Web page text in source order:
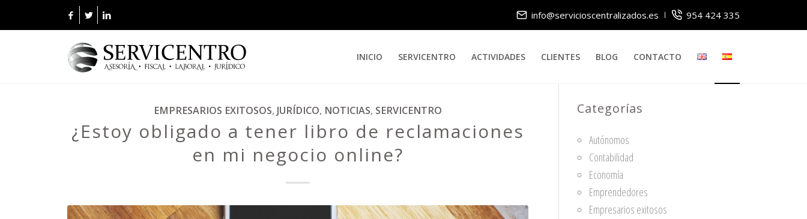
info@servicioscentralizados.es 954 424 335
INICIO SERVICENTRO ACTIVIDADES CLIENTES BLOG CONTACTO
EMPRESARIOS EXITOSOS, JURÍDICO, NOTICIAS, SERVICENTRO
¿Estoy obligado a tener libro de reclamaciones
en mi negocio online?
Categorías
Autónomos
Contabilidad
Economía
Emprendedores
Empresarios exitosos